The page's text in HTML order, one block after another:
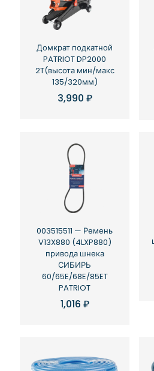
Домкрат подкатной
PATRIOT DP2000
2T(высота мин/макс
135/320мм)
3,990 ₽
003515511 — Ремень
V13X880 (4LXP880)
привода шнека
СИБИРЬ
60/65E/68E/85ET
PATRIOT
1,016 ₽